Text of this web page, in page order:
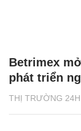
THỊ TRƯỜNG 24H
Betrimex
phát triển